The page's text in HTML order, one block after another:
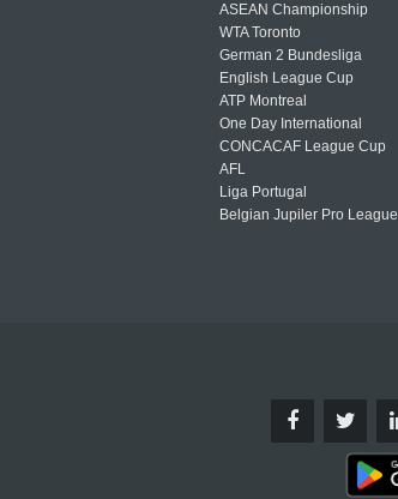
ASEAN Championship
WTA Toronto
German 2 Bundesliga
English League Cup
ATP Montreal
One Day International
CONCACAF League Cup
AFL
Liga Portugal
Belgian Jupiler Pro League